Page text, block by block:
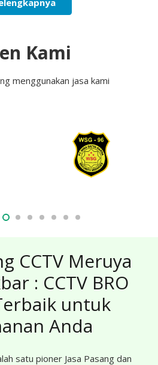
Kami
menggunakan jasa kami
CCTV Meruya
: CCTV BRO
untuk
Anda
satu pioner Jasa Pasang dan